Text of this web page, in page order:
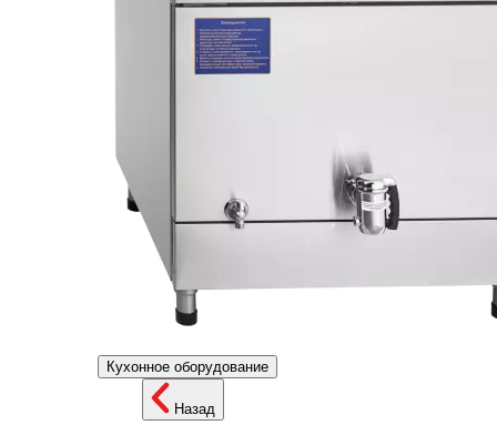
Кухонное оборудование
Назад